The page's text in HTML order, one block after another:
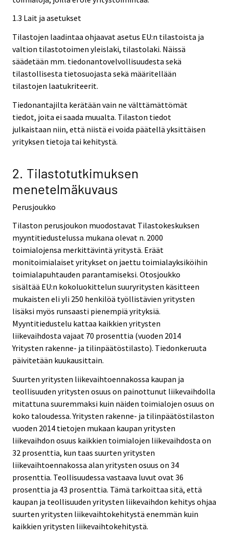
1.3 Lait ja asetukset
Tilastojen laadintaa ohjaavat asetus EU:n tilastoista ja
valtion tilastotoimen yleislaki, tilastolaki. Näissä
säädetään mm. tiedonantovelvollisuudesta sekä
tilastollisesta tietosuojasta sekä määritellään
tilastojen laatukriteerit.
Tiedonantajilta kerätään vain ne välttämättömät
tiedot, joita ei saada muualta. Tilaston tiedot
julkaistaan niin, että niistä ei voida päätellä yksittäisen
yrityksen tietoja tai kehitystä.
2. Tilastotutkimuksen
menetelmäkuvaus
Perusjoukko
Tilaston perusjoukon muodostavat Tilastokeskuksen
myyntitiedustelussa mukana olevat n. 2000
toimialojensa merkittävintä yritystä. Eräät
monitoimialaiset yritykset on jaettu toimialayksiköihin
toimialapuhtauden parantamiseksi. Otosjoukko
sisältää EU:n kokoluokittelun suuryritysten käsitteen
mukaisten eli yli 250 henkilöä työllistävien yritysten
lisäksi myös runsaasti pienempiä yrityksiä.
Myyntitiedustelu kattaa kaikkien yritysten
liikevaihdosta vajaat 70 prosenttia (vuoden 2014
Yritysten rakenne- ja tilinpäätöstilasto). Tiedonkeruuta
päivitetään kuukausittain.
Suurten yritysten liikevaihtoennakossa kaupan ja
teollisuuden yritysten osuus on painottunut liikevaihdolla
mitattuna suuremmaksi kuin näiden toimialojen osuus on
koko taloudessa. Yritysten rakenne- ja tilinpäätöstilaston
vuoden 2014 tietojen mukaan kaupan yritysten
liikevaihdon osuus kaikkien toimialojen liikevaihdosta on
32 prosenttia, kun taas suurten yritysten
liikevaihtoennakossa alan yritysten osuus on 34
prosenttia. Teollisuudessa vastaava luvut ovat 36
prosenttia ja 43 prosenttia. Tämä tarkoittaa sitä, että
kaupan ja teollisuuden yritysten liikevaihdon kehitys ohjaa
suurten yritysten liikevaihtokehitystä enemmän kuin
kaikkien yritysten liikevaihtokehitystä.